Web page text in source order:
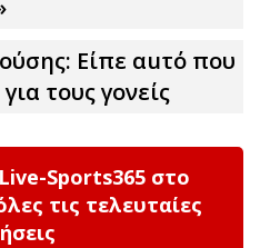
Είπε αuτό που
τους γονείς
Sports365 στο
τις τελευταίες